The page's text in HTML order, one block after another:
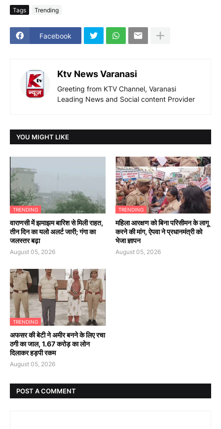
Tags Trending
Facebook
Ktv News Varanasi
Greeting from KTV Channel, Varanasi
Leading News and Social content Provider
YOU MIGHT LIKE
TRENDING
वाराणसी में झमाझम बारिश से मिली राहत,
तीन दिन का यलो अलर्ट जारी; गंगा का
जलस्तर बढ़ा
August 05, 2026
TRENDING
महिला आरक्षण को बिना परिसीमन के लागू
करने की मांग, ऐपवा ने प्रधानमंत्री को
भेजा ज्ञापन
August 05, 2026
TRENDING
अफसर की बेटी ने अमीर बनने के लिए रचा
ठगी का जाल, 1.67 करोड़ का लोन
दिलाकर हड़पी रकम
August 05, 2026
POST A COMMENT